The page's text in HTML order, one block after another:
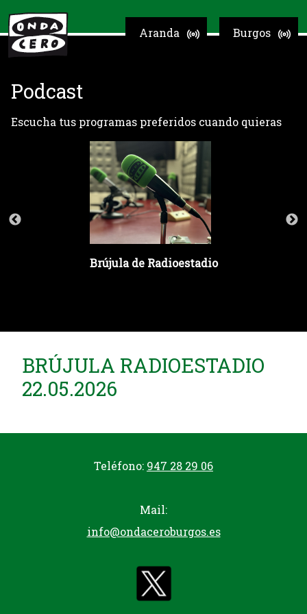
Burgos
Aranda
Podcast
Escucha tus programas preferidos cuando quieras
Brújula de Radioestadio
BRÚJULA RADIOESTADIO
22.05.2026
Teléfono: 947 28 29 06
Mail:
info@ondaceroburgos.es